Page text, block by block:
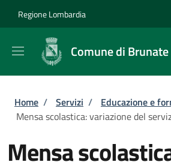
Regione Lombardia
Comune di Brunate
Briciole di pane
Home / Servizi / Educazione e
Mensa scolastica: variazione del
Mensa